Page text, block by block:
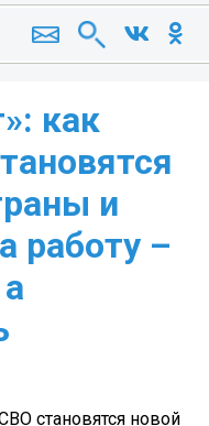
как
и
работу –
становятся новой